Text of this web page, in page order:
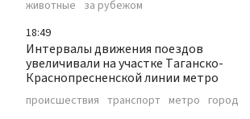
животные за рубежом
18:49
Интервалы движения поездов
увеличивали на участке Таганско-
Краснопресненской линии метро
происшествия транспорт метро город